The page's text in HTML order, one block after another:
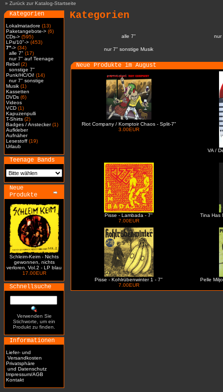
» Zurück zur Katalog-Startseite
Kategorien
Lokalmatadore (13)
Paketangebote-> (6)
CDs-> (595)
LPs/10"-> (453)
7"-> (34)
alle 7" (17)
nur 7" auf Teenage
Rebel (2)
sonstige 7"
Punk/HC/Oi! (14)
nur 7" sonstige
Musik (1)
Kassetten
DVDs (6)
Videos
VCD (1)
Kapuzenpulli
T-Shirts (2)
Badges / Anstecker(1)
Aufkleber
Aufnäher
Lesestoff (19)
Urlaub
Teenage Bands
Neue
Produkte
Schleim-Keim - Nichts
gewonnen, nichts
verloren, Vol.2 - LP blau
17.00EUR
Schnellsuche
Verwenden Sie
Stichworte, um ein
Produkt zu finden.
Informationen
Liefer- und
Versandkosten
Privatsphäre
und Datenschutz
Impressum/AGB
Kontakt
Kategorien
alle 7" nur
nur 7" sonstige Musik
Neue Produkte im August
Riot Company / Komptoir Chaos - Split-7"
3.00EUR
VA /
Pisse - Lambada - 7"
7.00EUR
Tina Has
Pisse - Kohlrübenwinter 1 - 7"
7.00EUR
Pelle